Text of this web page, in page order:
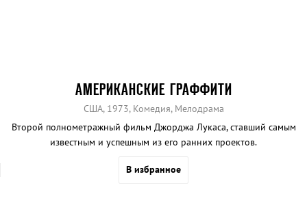
АМЕРИКАНСКИЕ ГРАФФИТИ
США, 1973, Комедия, Мелодрама
Второй полнометражный фильм Джорджа Лукаса, ставший самым
известным и успешным из его ранних проектов.
В избранное